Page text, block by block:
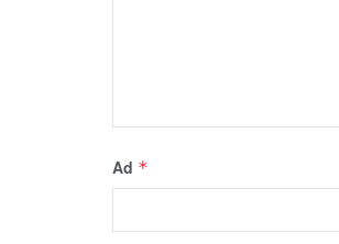
Ad *